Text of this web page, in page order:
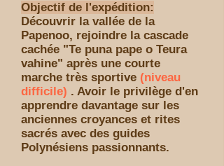
Objectif de l'expédition:
Découvrir la vallée de la
Papenoo, rejoindre la cascade
cachée "Te puna pape o Teura
vahine" après une courte
marche très sportive (niveau
difficile) . Avoir le privilège d'en
apprendre davantage sur les
anciennes croyances et rites
sacrés avec des guides
Polynésiens passionnants.